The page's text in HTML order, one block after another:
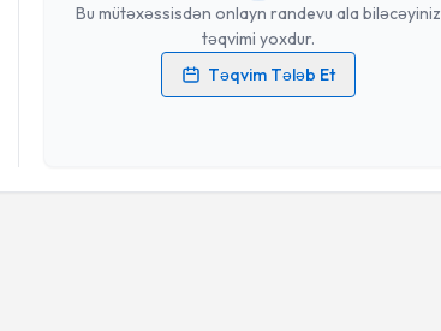
Bu mütəxəssisdən onlayn randevu ala biləcəyiniz
təqvimi yoxdur.
Təqvim Tələb Et
Şəxsi məlumatlarımın emal edilməsinə dair